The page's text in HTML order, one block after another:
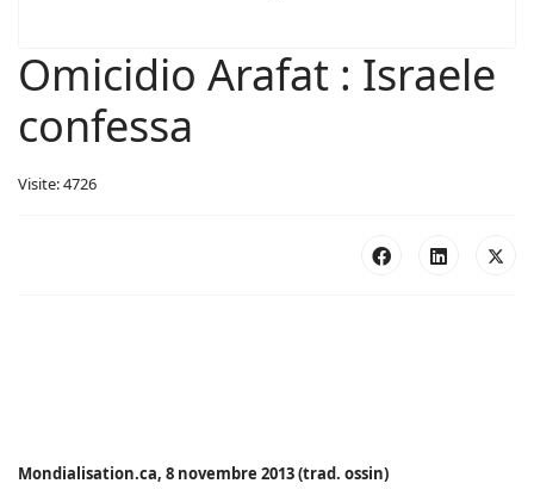
Omicidio Arafat : Israele
confessa
Visite: 4726
Mondialisation.ca, 8 novembre 2013 (trad. ossin)